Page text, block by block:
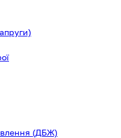
(ДБЖ)